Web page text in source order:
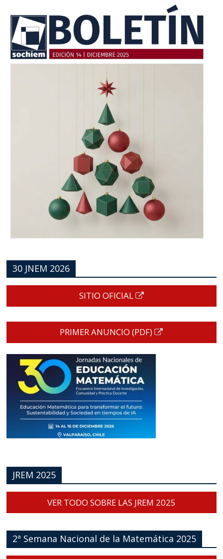
30 JNEM 2026
SITIO OFICIAL
PRIMER ANUNCIO (PDF)
JREM 2025
VER TODO SOBRE LAS JREM 2025
2ª Semana Nacional de la Matemática 2025